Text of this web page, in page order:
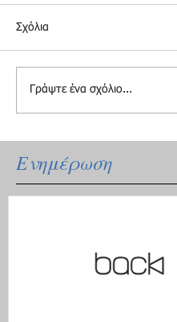
Ενημέρωση
Σχόλια
Γράψτε ένα σχόλιο...